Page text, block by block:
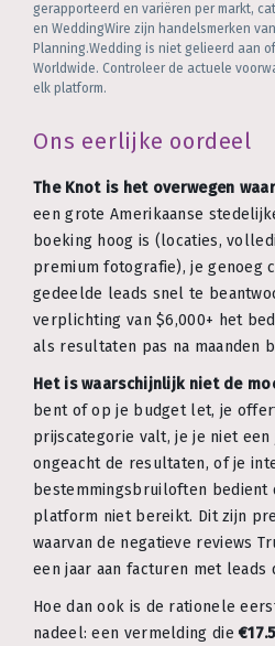
gerapporteerd en variëren per markt,
en WeddingWire zijn handelsmerken
Planning.Wedding is niet gelieerd aan
Worldwide. Controleer de actuele
elk platform.
Ons eerlijke oordeel
The Knot is het overwegen
een grote Amerikaanse
boeking hoog is (locaties,
premium fotografie), je genoeg
gedeelde leads snel te
verplichting van $6,000+ het
als resultaten pas na maanden
Het is waarschijnlijk niet de
bent of op je budget let, je
prijscategorie valt, je je niet
ongeacht de resultaten, of je
bestemmingsbruiloften bedient
platform niet bereikt. Dit zijn
waarvan de negatieve reviews
een jaar aan facturen met leads
Hoe dan ook is de rationele
nadeel: een vermelding die